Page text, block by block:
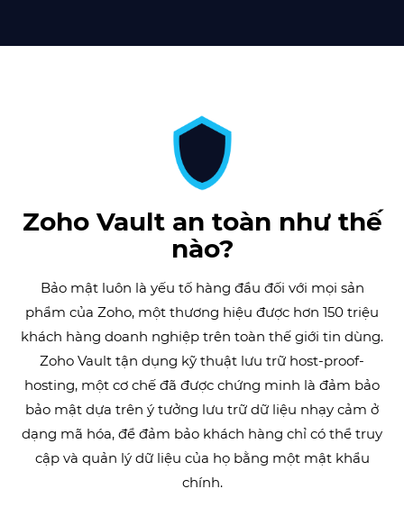
Zoho Vault an toàn như thế
nào?
Bảo mật luôn là yếu tố hàng đầu đối với mọi sản
phẩm của Zoho, một thương hiệu được hơn 150 triệu
khách hàng doanh nghiệp trên toàn thế giới tin dùng.
Zoho Vault tận dụng kỹ thuật lưu trữ host-proof-
hosting, một cơ chế đã được chứng minh là đảm bảo
bảo mật dựa trên ý tưởng lưu trữ dữ liệu nhạy cảm ở
dạng mã hóa, để đảm bảo khách hàng chỉ có thể truy
cập và quản lý dữ liệu của họ bằng một mật khẩu
chính.